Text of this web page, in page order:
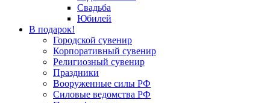
Свадьба
Юбилей
В подарок!
Городской сувенир
Корпоративный сувенир
Религиозный сувенир
Праздники
Вооруженные силы РФ
Силовые ведомства РФ